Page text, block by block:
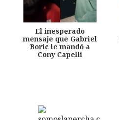
El inesperado
mensaje que Gabriel
Boric le mandó a
Cony Capelli